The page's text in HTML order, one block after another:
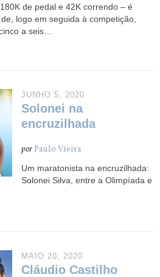
de pedal e 42K correndo – é
logo em seguida à competição,
a seis…
JUNHO 5, 2020
Solonei na
encruzilhada
porPaulo Vieira
Um maratonista na encruzilhada:
Solonei Silva, entre a Olimpíada e
MAIO 20, 2020
Cláudio Castilho